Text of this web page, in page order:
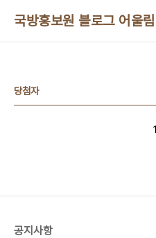
국방홍보원 블로그 어울림
당첨자
1
공지사항